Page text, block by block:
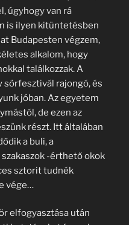
úgyhogy van rá
is ilyen kitüntetésben
Budapesten végzem,
alkalom, hogy
találkozzak. A
sörfesztivál rajongó, és
jóban. Az egyetem
de ezen az
részt. Itt általában
a buli, a
-érthető okok
sztorit tudnék
vége…
elfogyasztása után